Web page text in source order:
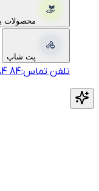
محصولات
پت شاپ
تلفن تماس:‎84‎ ‎84‎